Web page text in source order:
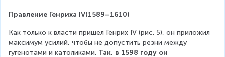
Правление Генриха IV(1589–1610)
Как только к власти пришел Генрих IV (рис. 5), он приложил
максимум усилий, чтобы не допустить резни между
гугенотами и католиками. Так, в 1598 году он